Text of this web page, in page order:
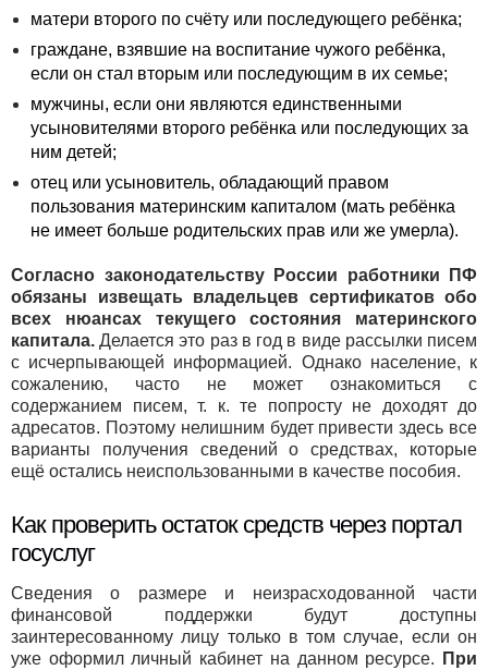
матери второго по счёту или последующего ребёнка;
граждане, взявшие на воспитание чужого ребёнка,
если он стал вторым или последующим в их семье;
мужчины, если они являются единственными
усыновителями второго ребёнка или последующих за
ним детей;
отец или усыновитель, обладающий правом
пользования материнским капиталом (мать ребёнка
не имеет больше родительских прав или же умерла).
Согласно законодательству России работники ПФ
обязаны извещать владельцев сертификатов обо
всех нюансах текущего состояния материнского
капитала.Делается это раз в год в виде рассылки писем
с исчерпывающей информацией. Однако население, к
сожалению, часто не может ознакомиться с
содержанием писем, т. к. те попросту не доходят до
адресатов. Поэтому нелишним будет привести здесь все
варианты получения сведений о средствах, которые
ещё остались неиспользованными в качестве пособия.
Как проверить остаток средств через портал
госуслуг
Сведения о размере и неизрасходованной части
финансовой поддержки будут доступны
заинтересованному лицу только в том случае, если он
уже оформил личный кабинет на данном ресурсе.
При